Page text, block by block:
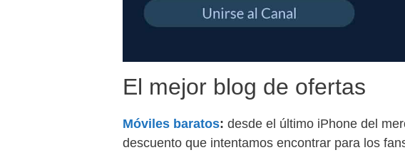
El mejor blog de ofertas
Móviles baratos: desde el último iPhone del
descuento que intentamos encontrar para los